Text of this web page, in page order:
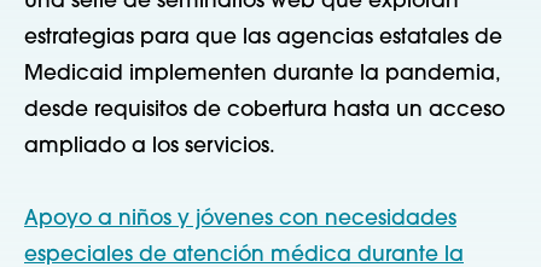
estrategias para que las agencias estatales de
Medicaid implementen durante la pandemia,
desde requisitos de cobertura hasta un acceso
ampliado a los servicios.
Apoyo a niños y jóvenes con necesidades
especiales de atención médica durante la